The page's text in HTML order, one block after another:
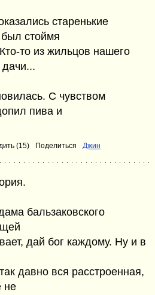
старенькие
стоймя
то из жильцов нашего
С чувством
пива и
(15) Поделиться Джин
бальзаковского
дай бог каждому. Ну и в
давно вся расстроенная,
не